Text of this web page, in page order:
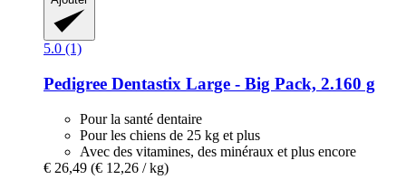
5.0 (1)
Pedigree Dentastix Large -​ Big Pack, 2.160 g
Pour la santé dentaire
Pour les chiens de 25 kg et plus
Avec des vitamines, des minéraux et plus encore
€ 26,49 (€ 12,26 / kg)